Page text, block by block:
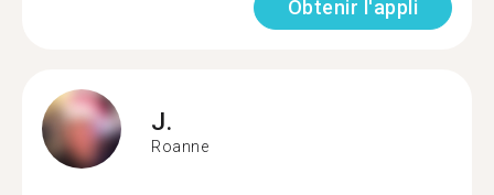
Obtenir l'appli
J.
Roanne